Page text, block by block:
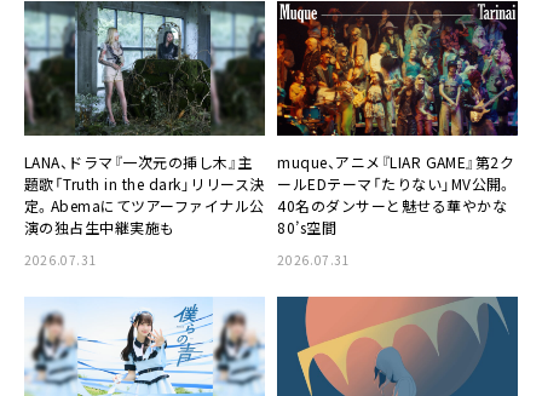
LANA、ドラマ『一次元の挿し木』主
題歌「Truth in the dark」リリース決
定。Abemaにてツアーファイナル公
演の独占生中継実施も
2026.07.31
muque、アニメ『LIAR GAME』第2ク
ールEDテーマ「たりない」MV公開。
40名のダンサーと魅せる華やかな
80’s空間
2026.07.31